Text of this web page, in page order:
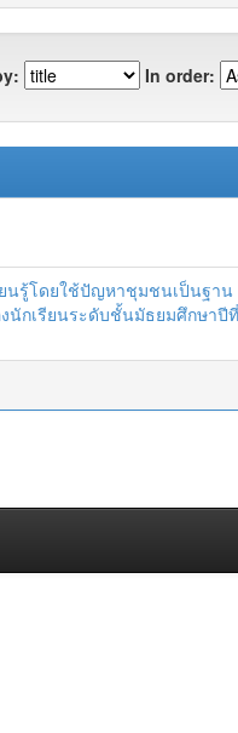
In order:
ยนรู้โดยใช้ปัญหาชุมชนเป็นฐา
กเรียนระดับชั้นมัธยมศึกษาปี